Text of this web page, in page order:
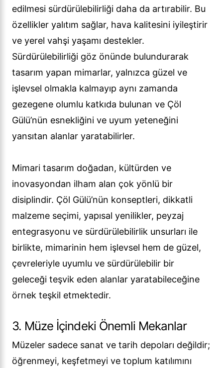
edilmesi sürdürülebilirliği daha da artırabilir. Bu
özellikler yalıtım sağlar, hava kalitesini iyileştirir
ve yerel vahşi yaşamı destekler.
Sürdürülebilirliği göz önünde bulundurarak
tasarım yapan mimarlar, yalnızca güzel ve
işlevsel olmakla kalmayıp aynı zamanda
gezegene olumlu katkıda bulunan ve Çöl
Gülü’nün esnekliğini ve uyum yeteneğini
yansıtan alanlar yaratabilirler.
Mimari tasarım doğadan, kültürden ve
inovasyondan ilham alan çok yönlü bir
disiplindir. Çöl Gülü’nün konseptleri, dikkatli
malzeme seçimi, yapısal yenilikler, peyzaj
entegrasyonu ve sürdürülebilirlik unsurları ile
birlikte, mimarinin hem işlevsel hem de güzel,
çevreleriyle uyumlu ve sürdürülebilir bir
geleceği teşvik eden alanlar yaratabileceğine
örnek teşkil etmektedir.
3. Müze İçindeki Önemli Mekanlar
Müzeler sadece sanat ve tarih depoları değildir;
öğrenmeyi, keşfetmeyi ve toplum katılımını